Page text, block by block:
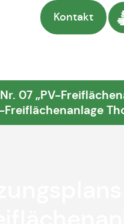
Kontakt
07 „PV-